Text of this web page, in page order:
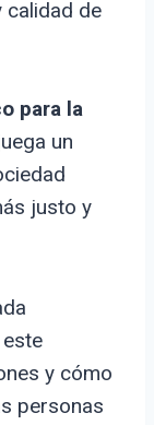
calidad de
para la
un
justo y
y cómo
personas